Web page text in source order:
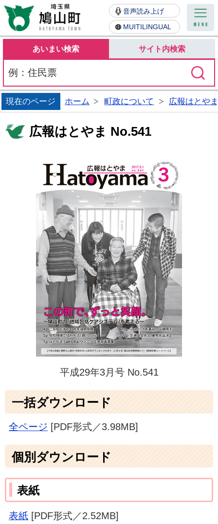
鳩山町
音声読み上げ
MUITILINGUAL
あいまい検索 サイト内検索
現在のページ ホーム 町政について 広報はとや
広報はとやま No.541
平成29年3月号 No.541
一括ダウンロード
全ページ [PDF形式／3.98MB]
個別ダウンロード
表紙
表紙[PDF形式／2.52MB]